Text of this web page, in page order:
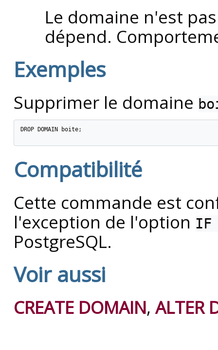
Le domaine n'est
dépend.
Exemples
Supprimer le domaine
DROP DOMAIN boite;
Compatibilité
Cette commande est
l'exception de l'option IF
PostgreSQL.
Voir aussi
CREATE DOMAIN,ALTER